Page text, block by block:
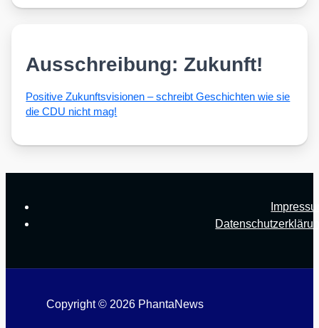
Ausschreibung: Zukunft!
Posi­ti­ve Zukunfts­vi­sio­nen – schreibt Geschich­ten wie sie
die CDU nicht mag!
Copyright © 2026 PhantaNews